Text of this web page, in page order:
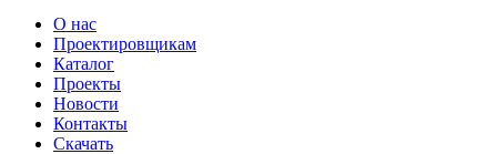
О нас
Проектировщикам
Каталог
Проекты
Новости
Контакты
Скачать